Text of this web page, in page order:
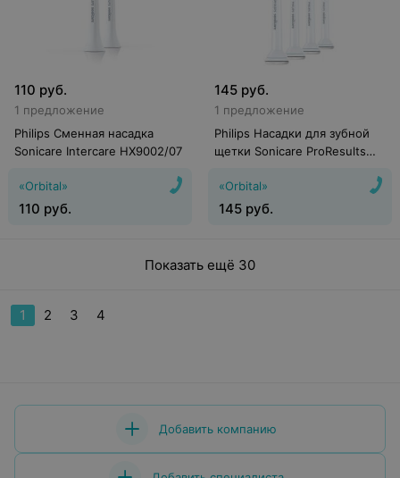
110 руб.
1 предложение
Philips Сменная насадка
Sonicare Intercare HX9002/07
«Orbital»
110 руб.
145 руб.
1 предложение
Philips Насадки для зубной
щетки Sonicare ProResults
«Orbital»
145 руб.
Показать ещё 30
1 2 3 4
Добавить компанию